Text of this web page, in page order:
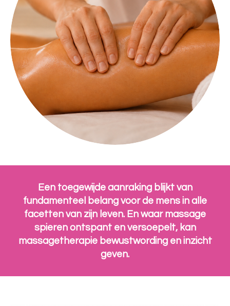
Een toegewijde aanraking blijkt van
fundamenteel belang voor de mens in alle
facetten van zijn leven. En waar massage
spieren ontspant en versoepelt, kan
massagetherapie bewustwording en inzicht
geven.